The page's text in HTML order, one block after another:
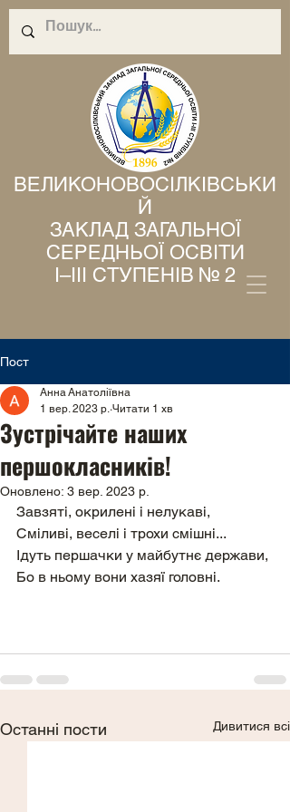
ВЕЛИКОНОВОСІЛКІВСЬКИ
Й
ЗАКЛАД ЗАГАЛЬНОЇ
СЕРЕДНЬОЇ ОСВІТИ
І–ІІІ СТУПЕНІВ № 2
Пост
Зустрічайте наших
першокласників!
Анна Анатоліївна
1 вер. 2023 р. Читати 1 хв
Оновлено: 3 вер. 2023 р.
Завзяті, окрилені і нелукаві,
Сміливі, веселі і трохи смішні...
Ідуть першачки у майбутнє держави,
Бо в ньому вони хазяї головні.
Останні пости Дивитися всі